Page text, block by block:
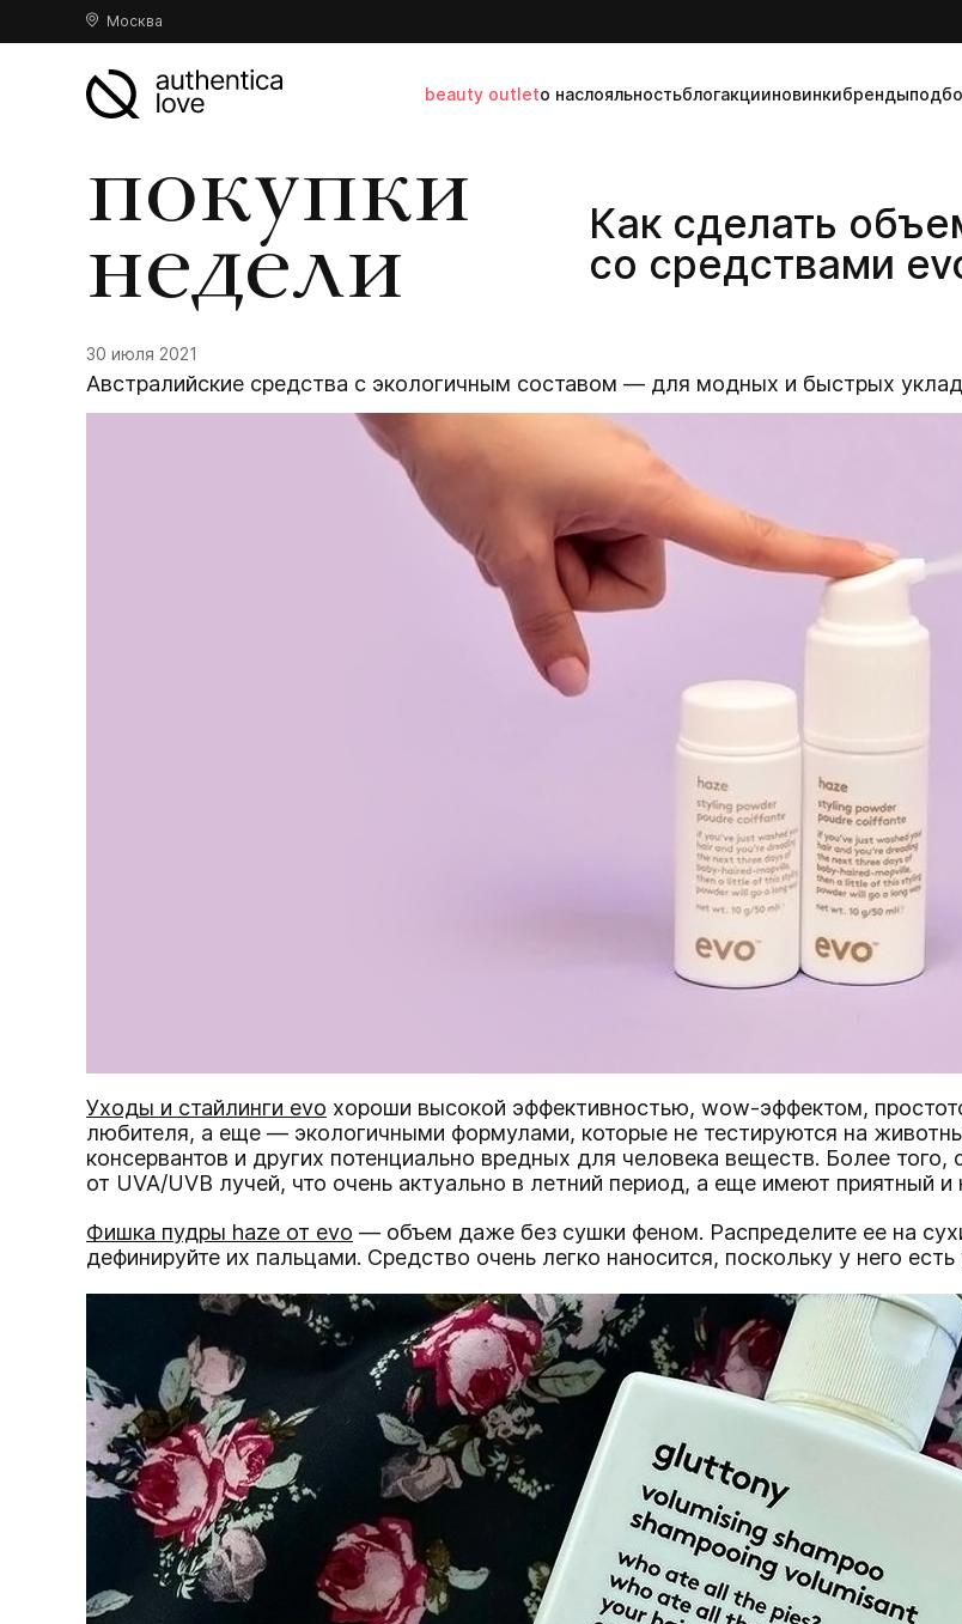
Москва
beauty outletо наслояльностьблогакцииновинкибренды
покупки
недели
Как сделать
со средствами
30 июля 2021
Австралийские средства с экологичным составом — для модных и быстрых
Уходы и стайлинги evo хороши высокой эффективностью, wow-эффектом,
любителя, а еще — экологичными формулами, которые не тестируются на
консервантов и других потенциально вредных для человека веществ. Более
от UVA/UVB лучей, что очень актуально в летний период, а еще имеют приятный и
Фишка пудры haze от evo — объем даже без сушки феном. Распределите ее на
дефинируйте их пальцами. Средство очень легко наносится, поскольку у него